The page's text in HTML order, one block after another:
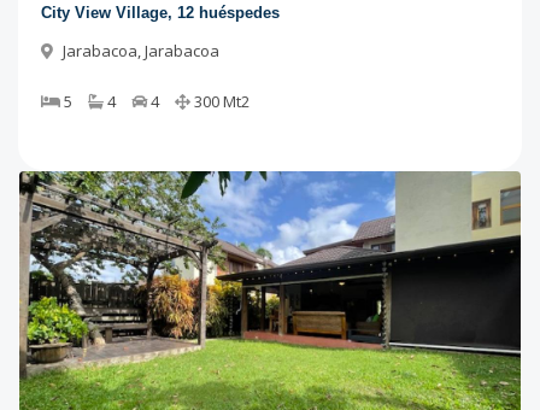
City View Village, 12 huéspedes
Jarabacoa,Jarabacoa
5 4 4 300Mt2